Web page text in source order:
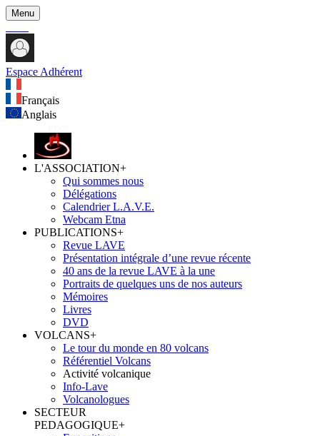
Menu
Espace Adhérent
Français
Anglais
L'ASSOCIATION+
Qui sommes nous
Délégations
Calendrier L.A.V.E.
Webcam Etna
PUBLICATIONS+
Revue LAVE
Présentation intégrale d’une revue récente
40 ans de la revue LAVE à la une
Portraits de quelques uns de nos auteurs
Mémoires
Livres
DVD
VOLCANS+
Le tour du monde en 80 volcans
Référentiel Volcans
Activité volcanique
Info-Lave
Volcanologues
SECTEUR
PEDAGOGIQUE+